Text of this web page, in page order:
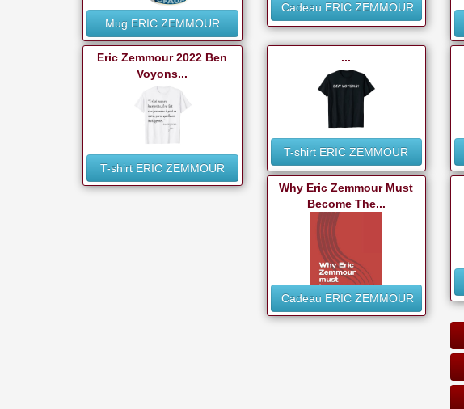
Mug ERIC ZEMMOUR
Cadeau ERIC ZEMMOUR
Eric Zemmour 2022 Ben
Voyons...
T-shirt ERIC ZEMMOUR
...
T-shirt ERIC ZEMMOUR
Why Eric Zemmour Must
Become The...
Cadeau ERIC ZEMMOUR